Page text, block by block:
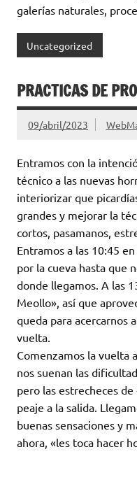
galerías naturales,
Uncategorized
PRACTICAS DE
09/abril/2023
Entramos con la
técnico a las nuevas
interiorizar que
grandes y mejorar la
cortos, pasamanos,
Entramos a las 10:45
por la cueva hasta que
donde llegamos. A las
Meollo», así que
queda para acercarnos
vuelta.
Comenzamos la vuelta
nos suenan las
pero las estrecheces
peaje a la salida.
buenas sensaciones y
ahora, «les toca hacer